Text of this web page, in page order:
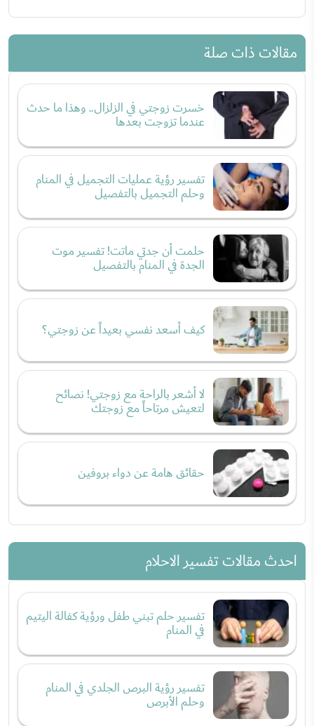
مقالات ذات صلة
خسرت زوجتي في الزلزال.. وهذا ما حدث
عندما تزوجت بعدها
تفسير رؤية عمليات التجميل في المنام
وحلم التجميل بالتفصيل
حلمت أن جدتي ماتت! تفسير موت
الجدة في المنام بالتفصيل
كيف أسعد نفسي بعيداً عن زوجتي؟
لا أشعر بالراحة مع زوجتي! نصائح
لتعيش مرتاحاً مع زوجتك
حقائق هامة عن دواء بروفين
احدث مقالات تفسير الاحلام
تفسير حلم تبني طفل ورؤية كفالة اليتيم
في المنام
تفسير رؤية البرص الجلدي في المنام
وحلم الأبرص